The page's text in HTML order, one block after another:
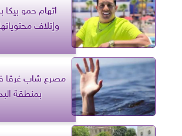
اتهام حمو بيكا
وإتلاف
مصرع شاب غرقا
بمنطقة